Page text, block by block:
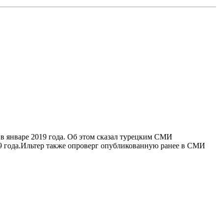
2019 года. Об этом сказал турецким СМИ
года.Ильтер также опроверг опубликованную ранее в СМИ